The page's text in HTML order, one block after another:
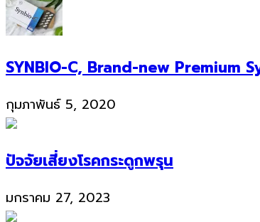
SYNBIO-C, Brand-new Premium
กุมภาพันธ์ 5, 2020
ปัจจัยเสี่ยงโรคกระดูกพรุน
มกราคม 27, 2023